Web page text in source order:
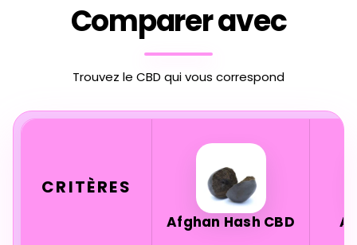
Comparer avec
Trouvez le CBD qui vous correspond
CRITÈRES
Afghan Hash CBD